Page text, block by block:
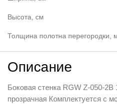
Высота, см
Толщина полотна перегородки,
Описание
Боковая стенка RGW Z-050-2B
прозрачная Комплектуется с